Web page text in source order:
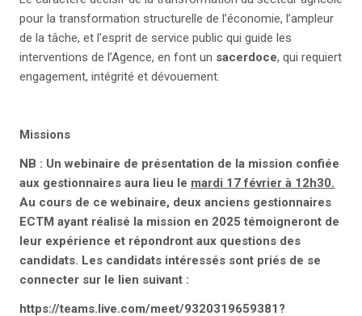
pour la transformation structurelle de l’économie, l’ampleur
de la tâche, et l’esprit de service public qui guide les
interventions de l’Agence, en font un sacerdoce, qui requiert
engagement, intégrité et dévouement.
Missions
NB : Un webinaire de présentation de la mission confiée
aux gestionnaires aura lieu le mardi 17 février à 12h30.
Au cours de ce webinaire, deux anciens gestionnaires
ECTM ayant réalisé la mission en 2025 témoigneront de
leur expérience et répondront aux questions des
candidats. Les candidats intéressés sont priés de se
connecter sur le lien suivant :
https://teams.live.com/meet/9320319659381?